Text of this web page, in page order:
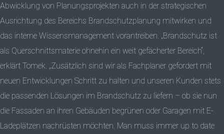
Abwicklung von Planungsprojekten auch in der strategischen
Ausrichtung des Bereichs Brandschutzplanung mitwirken und
das interne Wissensmanagement vorantreiben. „Brandschutz ist
als Querschnittsmaterie ohnehin ein weit gefächerter Bereich“,
erklärt Tomek. „Zusätzlich sind wir als Fachplaner gefordert mit
neuen Entwicklungen Schritt zu halten und unseren Kunden stets
die passenden Lösungen im Brandschutz zu liefern – ob sie nun
die Fassaden an ihren Gebäuden begrünen oder Garagen mit E-
Ladeplätzen nachrüsten möchten. Man muss immer up to date